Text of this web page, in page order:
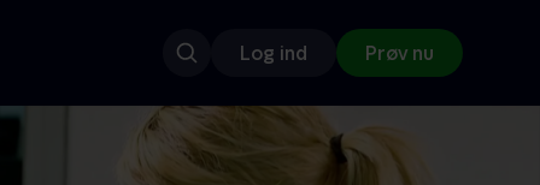
Log ind Prøv nu